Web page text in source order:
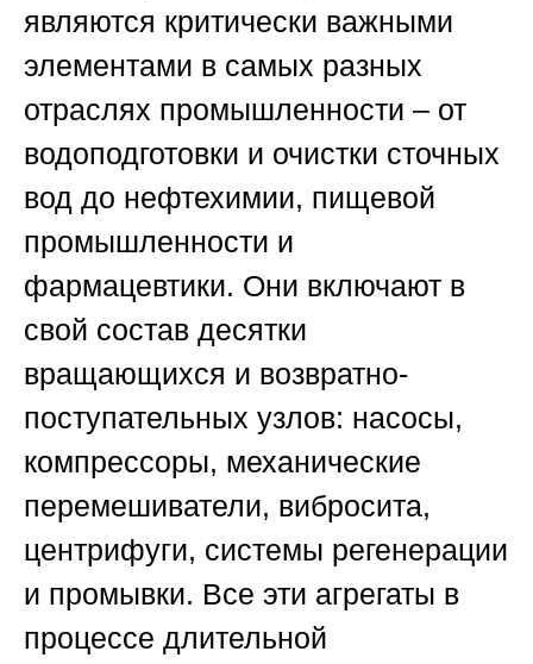
являются критически важными
элементами в самых разных
отраслях промышленности – от
водоподготовки и очистки сточных
вод до нефтехимии, пищевой
промышленности и
фармацевтики. Они включают в
свой состав десятки
вращающихся и возвратно-
поступательных узлов: насосы,
компрессоры, механические
перемешиватели, вибросита,
центрифуги, системы регенерации
и промывки. Все эти агрегаты в
процессе длительной